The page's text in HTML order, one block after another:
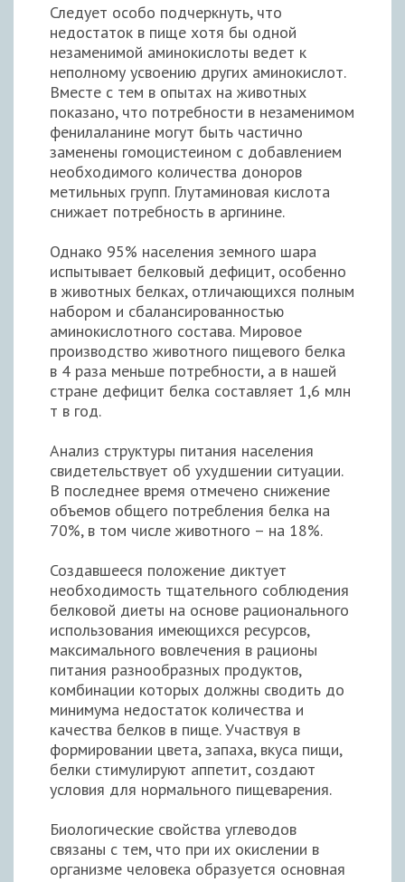
Следует особо подчеркнуть, что
недостаток в пище хотя бы одной
незаменимой аминокислоты ведет к
неполному усвоению других аминокислот.
Вместе с тем в опытах на животных
показано, что потребности в незаменимом
фенилаланине могут быть частично
заменены гомоцистеином с добавлением
необходимого количества доноров
метильных групп. Глутаминовая кислота
снижает потребность в аргинине.
Однако 95% населения земного шара
испытывает белковый дефицит, особенно
в животных белках, отличающихся полным
набором и сбалансированностью
аминокислотного состава. Мировое
производство животного пищевого белка
в 4 раза меньше потребности, а в нашей
стране дефицит белка составляет 1,6 млн
т в год.
Анализ структуры питания населения
свидетельствует об ухудшении ситуации.
В последнее время отмечено снижение
объемов общего потребления белка на
70%, в том числе животного – на 18%.
Создавшееся положение диктует
необходимость тщательного соблюдения
белковой диеты на основе рационального
использования имеющихся ресурсов,
максимального вовлечения в рационы
питания разнообразных продуктов,
комбинации которых должны сводить до
минимума недостаток количества и
качества белков в пище. Участвуя в
формировании цвета, запаха, вкуса пищи,
белки стимулируют аппетит, создают
условия для нормального пищеварения.
Биологические свойства углеводов
связаны с тем, что при их окислении в
организме человека образуется основная